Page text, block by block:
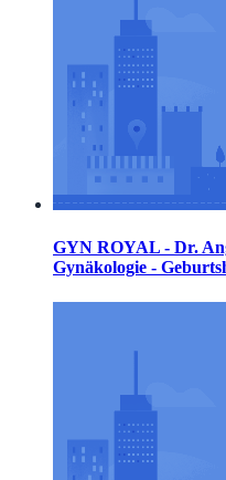
GYN ROYAL - Dr.
Gynäkologie -